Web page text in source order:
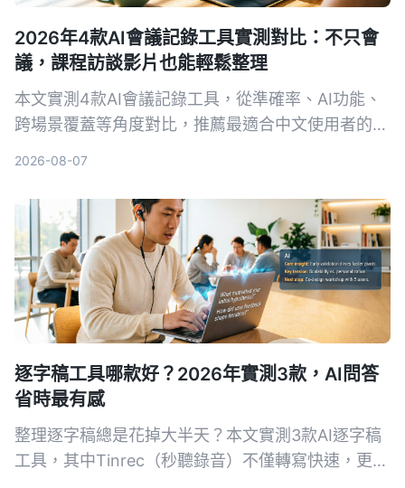
2026年4款AI會議記錄工具實測對比：不只會
議，課程訪談影片也能輕鬆整理
本文實測4款AI會議記錄工具，從準確率、AI功能、
跨場景覆蓋等角度對比，推薦最適合中文使用者的
2026-08-07
逐字稿工具哪款好？2026年實測3款，AI問答
省時最有感
整理逐字稿總是花掉大半天？本文實測3款AI逐字稿
工具，其中Tinrec（秒聽錄音）不僅轉寫快速，更能